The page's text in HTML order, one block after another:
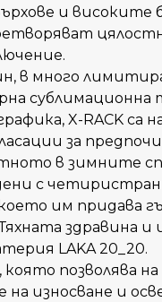
и високите
в много
сублимационна
X-RACK са
за
в зимните
с
им придава
здравина и
LAKA 20_20.
позволява
износване и